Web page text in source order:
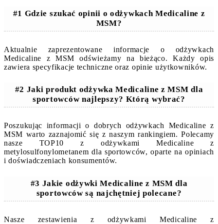
#1 Gdzie szukać opinii o odżywkach Medicaline z
MSM?
Aktualnie zaprezentowane informacje o odżywkach
Medicaline z MSM odświeżamy na bieżąco. Każdy opis
zawiera specyfikacje techniczne oraz opinie użytkowników.
#2 Jaki produkt odżywka Medicaline z MSM dla
sportowców najlepszy? Którą wybrać?
Poszukując informacji o dobrych odżywkach Medicaline z
MSM warto zaznajomić się z naszym rankingiem. Polecamy
nasze TOP10 z odżywkami Medicaline z
metylosulfonylometanem dla sportowców, oparte na opiniach
i doświadczeniach konsumentów.
#3 Jakie odżywki Medicaline z MSM dla
sportowców są najchętniej polecane?
Nasze zestawienia z odżywkami Medicaline z